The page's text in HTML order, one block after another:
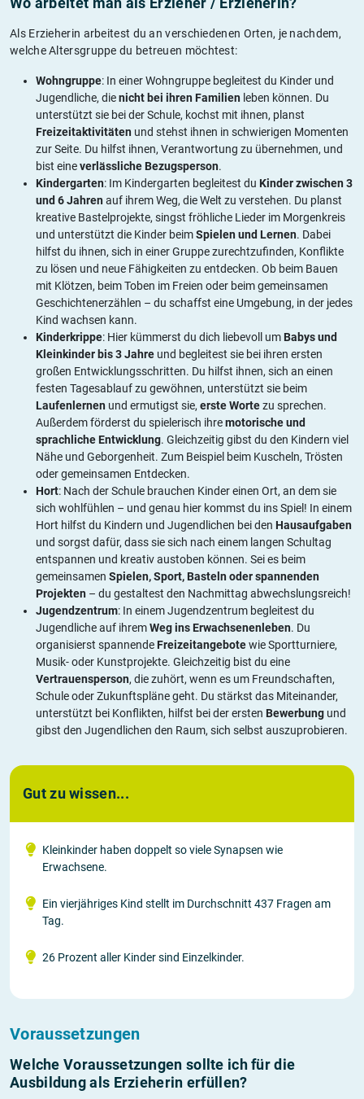
Als Erzieherin arbeitest du an verschiedenen Orten, je nachdem,
welche Altersgruppe du betreuen möchtest:
Wohngruppe: In einer Wohngruppe begleitest du Kinder und
Jugendliche, dienicht bei ihren Familien leben können. Du
unterstützt sie bei der Schule, kochst mit ihnen, planst
Freizeitaktivitäten und stehst ihnen in schwierigen Momenten
zur Seite. Du hilfst ihnen, Verantwortung zu übernehmen, und
bist eineverlässliche Bezugsperson.
Kindergarten: Im Kindergarten begleitest du Kinder zwischen 3
und 6 Jahren auf ihrem Weg, die Welt zu verstehen. Du planst
kreative Bastelprojekte, singst fröhliche Lieder im Morgenkreis
und unterstützt die Kinder beimSpielen und Lernen. Dabei
hilfst du ihnen, sich in einer Gruppe zurechtzufinden, Konflikte
zu lösen und neue Fähigkeiten zu entdecken. Ob beim Bauen
mit Klötzen, beim Toben im Freien oder beim gemeinsamen
Geschichtenerzählen – du schaffst eine Umgebung, in der jedes
Kind wachsen kann.
Kinderkrippe: Hier kümmerst du dich liebevoll um Babys und
Kleinkinder bis 3 Jahre und begleitest sie bei ihren ersten
großen Entwicklungsschritten. Du hilfst ihnen, sich an einen
festen Tagesablauf zu gewöhnen, unterstützt sie beim
Laufenlernen und ermutigst sie, erste Wortezu sprechen.
Außerdem förderst du spielerisch ihremotorische und
sprachliche Entwicklung. Gleichzeitig gibst du den Kindern viel
Nähe und Geborgenheit. Zum Beispiel beim Kuscheln, Trösten
oder gemeinsamen Entdecken.
Hort: Nach der Schule brauchen Kinder einen Ort, an dem sie
sich wohlfühlen – und genau hier kommst du ins Spiel! In einem
Hort hilfst du Kindern und Jugendlichen bei den Hausaufgaben
und sorgst dafür, dass sie sich nach einem langen Schultag
entspannen und kreativ austoben können. Sei es beim
gemeinsamen Spielen, Sport, Basteln oder spannenden
Projekten – du gestaltest den Nachmittag abwechslungsreich!
Jugendzentrum: In einem Jugendzentrum begleitest du
Jugendliche auf ihremWeg ins Erwachsenenleben. Du
organisierst spannende Freizeitangebotewie Sportturniere,
Musik- oder Kunstprojekte. Gleichzeitig bist du eine
Vertrauensperson, die zuhört, wenn es um Freundschaften,
Schule oder Zukunftspläne geht. Du stärkst das Miteinander,
unterstützt bei Konflikten, hilfst bei der ersten Bewerbung und
gibst den Jugendlichen den Raum, sich selbst auszuprobieren.
Gut zu wissen...
Kleinkinder haben doppelt so viele Synapsen wie
Erwachsene.
Ein vierjähriges Kind stellt im Durchschnitt 437 Fragen am
Tag.
26 Prozent aller Kinder sind Einzelkinder.
Voraussetzungen
Welche Voraussetzungen sollte ich für die
Ausbildung als Erzieherin erfüllen?